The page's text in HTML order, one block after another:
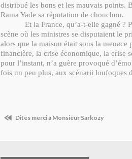
distribué les bons et les mauvais points.
Rama Yade sa réputation de chouchou.
Et la France, qu’a-t-elle gagné ?
scène où les ministres se disputaient le
alors que la maison était sous la menace
financière, la crise économique, la crise
pour l’instant, n’a guère provoqué
fois un peu plus, aux scénarii loufoques
Dites merci à Monsieur Sarkozy